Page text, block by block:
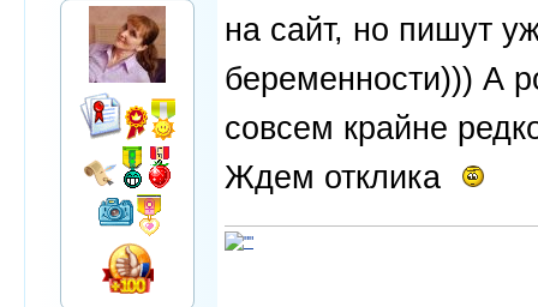
на сайт, но пишут
беременности))) А
совсем крайне
Ждем отклика